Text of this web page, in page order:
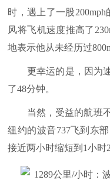
时，遇上了一股
风将飞机速度推高了
地表示他从未经历过
更幸运的是，因为速
了48分钟。
当然，受益的航班不
纽约的波音737飞到东
接近两小时缩短到1小时